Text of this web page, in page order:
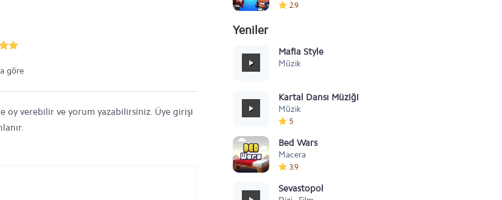
2.9
Yeniler
Mafia Style
Müzik
Kartal Dansı Müziği
Müzik
5
Bed Wars
Macera
3.9
Sevastopol
göre
oy verebilir ve yorum yazabilirsiniz. Üye girişi